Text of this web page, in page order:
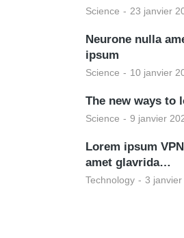
Science 23 janvier
Neurone nulla
ipsum
Science 10 janvier
The new ways to
Science 9 janvier
Lorem ipsum
amet glavrida…
Technology 3 janvier